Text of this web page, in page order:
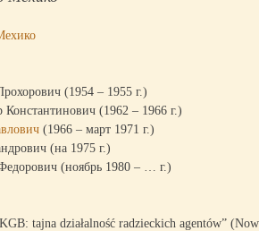
(1954 – 1955 г.)
(1962 – 1966 г.)
(1966 – март 1971 г.)
(на 1975 г.)
(ноябрь 1980 – … г.)
tajna działalność radzieckich agentów”